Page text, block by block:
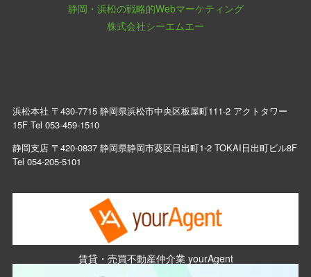
静岡・浜松の戦略的Webマーケティング
株式会社シーエムエー
浜松本社 〒430-7715 静岡県浜松市中央区板屋町111-2 アクトタワー
15F Tel 053-459-1510
静岡支店 〒420-0837 静岡県静岡市葵区日出町1-2 TOKAI日出町ビル8F
Tel 054-205-5101
賃貸・売買不動産仲介業 yourAgent